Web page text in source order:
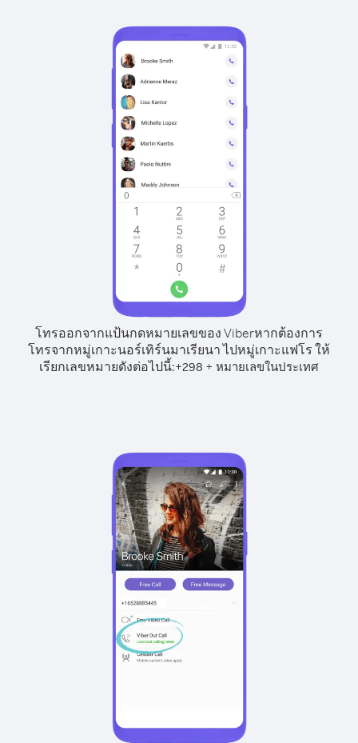
โทรออกจากแป้นกดหมายเลขของ Viberหากต้องการ
โทรจากหมู่เกาะนอร์เทิร์นมาเรียนา ไปหมู่เกาะแฟโร ให้
เรียกเลขหมายดังต่อไปนี้:+298 + หมายเลขในประเทศ